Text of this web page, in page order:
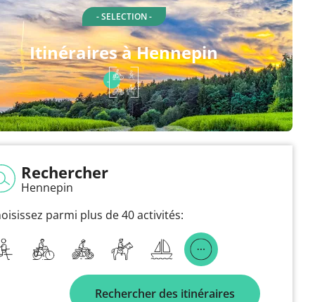
- SELECTION -
Itinéraires à Hennepin
Rechercher
Hennepin
parmi plus de 40 activités:
Rechercher des itinéraires